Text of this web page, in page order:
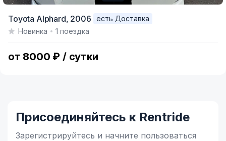
of
Toyota Alphard, 2006
есть Доставка
Новинка
1 поездка
от 8000 ₽ / сутки
Присоединяйтесь к Rentride
Зарегистрируйтесь и начните пользоваться